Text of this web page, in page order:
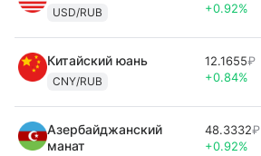
USD/RUB
+0.92%
Китайский юань
CNY/RUB
12.1655₽
+0.84%
Азербайджанский
манат
48.3332₽
+0.92%